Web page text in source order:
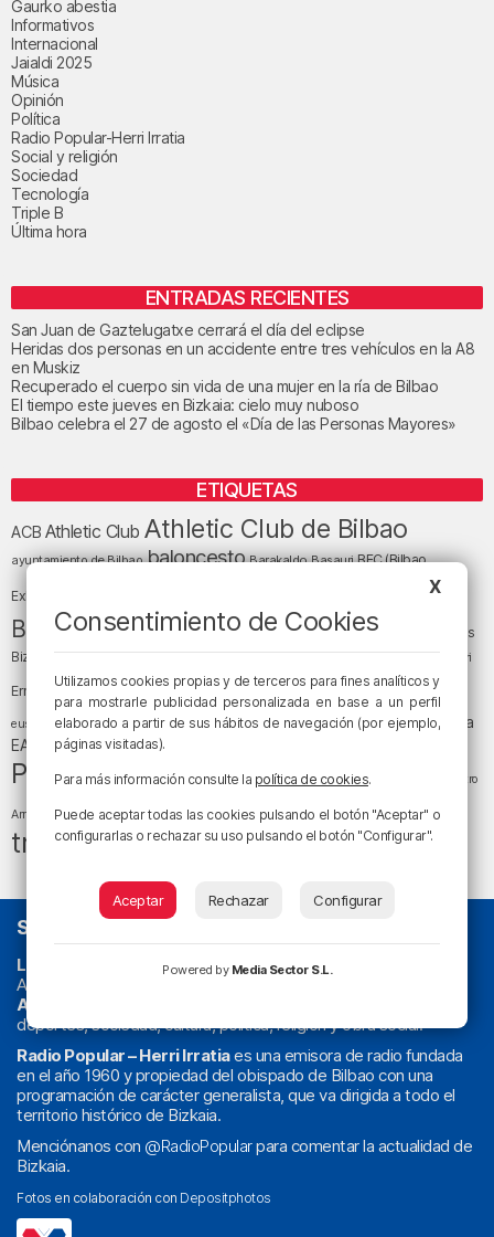
Gaurko abestia
Informativos
Internacional
Jaialdi 2025
Música
Opinión
Política
Radio Popular-Herri Irratia
Social y religión
Sociedad
Tecnología
Triple B
Última hora
ENTRADAS RECIENTES
San Juan de Gaztelugatxe cerrará el día del eclipse
Heridas dos personas en un accidente entre tres vehículos en la A8
en Muskiz
Recuperado el cuerpo sin vida de una mujer en la ría de Bilbao
El tiempo este jueves en Bizkaia: cielo muy nuboso
Bilbao celebra el 27 de agosto el «Día de las Personas Mayores»
ETIQUETAS
ACB Athletic Club Athletic Club de Bilbao
ayuntamiento de Bilbao baloncesto Barakaldo Basauri BEC (Bilbao
Exhibition Center) Bizkaia
Bizkaia y sus comarcas Copa del Rey cultura
Cáritas
Bizkaia
Deusto Diócesis de Bilbao Egunon Bizkaia el tiempo Enkarterri
Ernesto Valverde Ertzaintza Euskadi (País Vasco)
euskera fiestas fútbol Gobierno vasco juanma jubera LaLiga LaLiga
EA Sports Liga Endesa
Política religión San Mamés sociedadsucesos Teatro
Arriaga tiempotiempo atmosféricotráfico
tráfico en Bizkaia
SOBRE NOSOTROS
La radio sin cadenas. Desde 1960 haciendo radio en Bilbao.
Actualidad y
Athletic
deportes, sociedad, cultura, política, religión y obra social.
Radio Popular – Herri Irratiaes una emisora de radio fundada
en el año 1960 y propiedad del obispado de Bilbao con una
programación de carácter generalista, que va dirigida a todo el
territorio histórico de Bizkaia.
Menciónanos con @RadioPopularpara comentar la actualidad de
Bizkaia.
Fotos en colaboración con Depositphotos
X
Consentimiento de Cookies
Utilizamos cookies propias y de terceros para fines analíticos y
para mostrarle publicidad personalizada en base a un perfil
elaborado a partir de sus hábitos de navegación (por ejemplo,
páginas visitadas).
Para más información consulte la política de cookies.
Puede aceptar todas las cookies pulsando el botón "Aceptar" o
configurarlas o rechazar su uso pulsando el botón "Configurar".
Aceptar Rechazar Configurar
Powered by Media Sector S.L.